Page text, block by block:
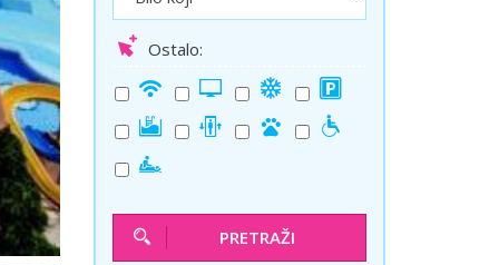
Ostalo:
PRETRAŽI